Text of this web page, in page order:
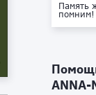
Память
помним!
Не
ANNA-